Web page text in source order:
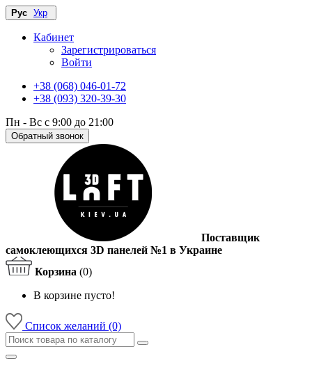
Рус Укр
Кабинет
Зарегистрироваться
Войти
+38 (068) 046-01-72
+38 (093) 320-39-30
Пн - Вс с 9:00 до 21:00
Обратный звонок
Поставщик
самоклеющихся 3D панелей №1 в Украине
Корзина (0)
В корзине пусто!
Список желаний (0)